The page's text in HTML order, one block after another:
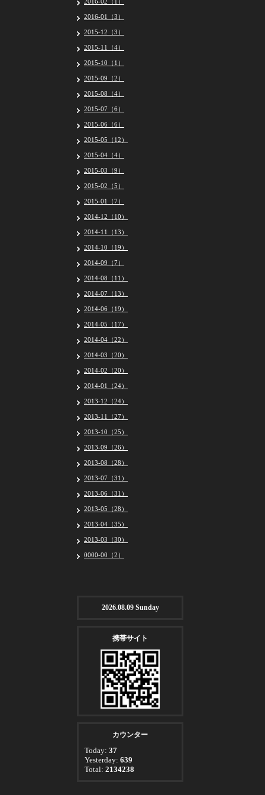
2016-01（3）
2015-12（3）
2015-11（4）
2015-10（1）
2015-09（2）
2015-08（4）
2015-07（6）
2015-06（6）
2015-05（12）
2015-04（4）
2015-03（9）
2015-02（5）
2015-01（7）
2014-12（10）
2014-11（13）
2014-10（19）
2014-09（7）
2014-08（11）
2014-07（13）
2014-06（19）
2014-05（17）
2014-04（22）
2014-03（20）
2014-02（20）
2014-01（24）
2013-12（24）
2013-11（27）
2013-10（25）
2013-09（26）
2013-08（28）
2013-07（31）
2013-06（31）
2013-05（28）
2013-04（35）
2013-03（30）
0000-00（2）
2026.08.09 Sunday
携帯サイト
カウンター
Today: 37
Yesterday: 639
Total: 2134238